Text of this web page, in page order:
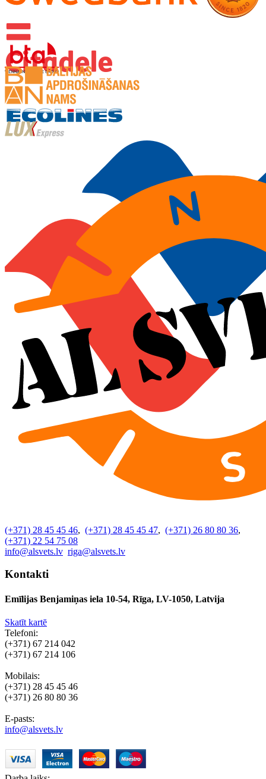
(+371) 28 45 45 46, (+371) 28 45 45 47, (+371) 26 80 80 36,
(+371) 22 54 75 08
info@alsvets.lv riga@alsvets.lv
Kontakti
Emīlijas Benjamiņas iela 10-54, Rīga, LV-1050, Latvija
Skatīt kartē
Telefoni:
(+371) 67 214 042
(+371) 67 214 106
Mobilais:
(+371) 28 45 45 46
(+371) 26 80 80 36
E-pasts:
info@alsvets.lv